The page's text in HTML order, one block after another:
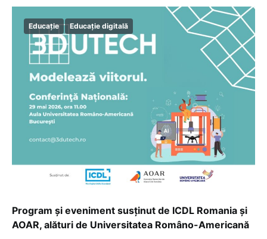
Educație Educație digitală
Program și eveniment susținut de ICDL Romania și
AOAR, alături de Universitatea Româno-Americană